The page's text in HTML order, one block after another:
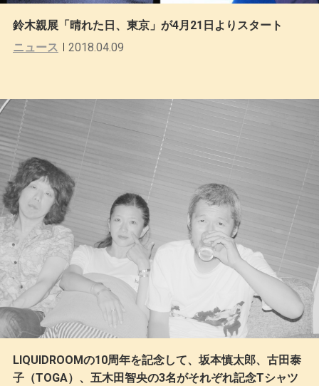
鈴⽊親展「晴れた⽇、東京」が4⽉21⽇よりスタート
ニュース
2018.04.09
LIQUIDROOMの10周年を記念して、坂本慎太郎、古田泰
子（TOGA）、五木田智央の3名がそれぞれ記念Tシャツ